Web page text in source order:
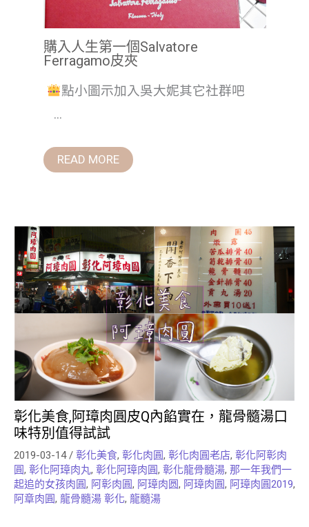
購入人生第一個Salvatore
Ferragamo皮夾
點小圖示加入吳大妮其它社群吧
...
READ MORE
彰化美食,阿璋肉圓皮Q內餡實在，龍骨髓湯口
味特別值得試試
2019-03-14/ 彰化美食, 彰化肉圓, 彰化肉圓老店, 彰化阿彰肉
圓, 彰化阿璋肉丸, 彰化阿璋肉圓, 彰化龍骨髓湯, 那一年我們一
起追的女孩肉圓, 阿彰肉圓, 阿璋肉圆, 阿璋肉圓, 阿璋肉圓2019,
阿章肉圓, 龍骨髓湯 彰化, 龍髓湯